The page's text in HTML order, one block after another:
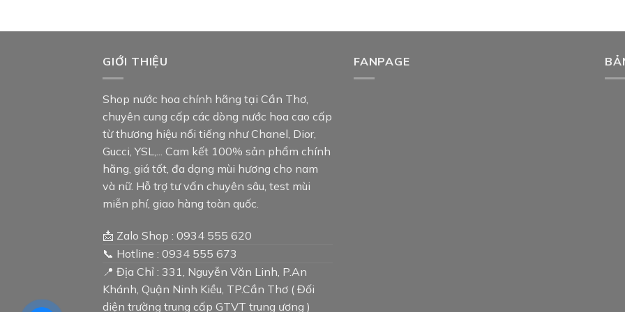
GIỚI THIỆU
Shop nước hoa chính hãng tại Cần Thơ,
chuyên cung cấp các dòng nước hoa cao cấp
từ thương hiệu nổi tiếng như Chanel, Dior,
Gucci, YSL,... Cam kết 100% sản phẩm chính
hãng, giá tốt, đa dạng mùi hương cho nam
và nữ. Hỗ trợ tư vấn chuyên sâu, test mùi
miễn phí, giao hàng toàn quốc.
📩 Zalo Shop : 0934 555 620
📞 Hotline : 0934 555 673
📍 Địa Chỉ : 331, Nguyễn Văn Linh, P.An
Khánh, Quận Ninh Kiều, TP.Cần Thơ ( Đối
diện trường trung cấp GTVT trung ương )
FANPAGE